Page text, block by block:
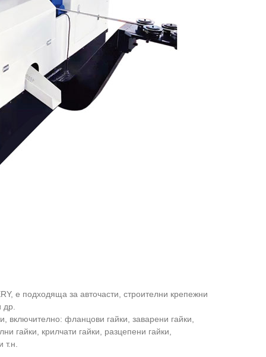
е подходяща за авточасти, строителни крепежни
включително: фланцови гайки, заварени гайки,
гайки, крилчати гайки, разцепени гайки,